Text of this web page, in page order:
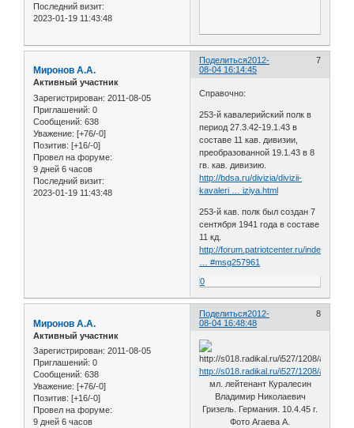
Последний визит:
2023-01-19 11:43:48
Поделиться 7
2012-
08-04 16:14:45
Миронов А.А.
Активный участник
Зарегистрирован: 2011-08-05
Приглашений: 0
Сообщений: 638
Уважение: [+76/-0]
Позитив: [+16/-0]
Провел на форуме:
9 дней 6 часов
Последний визит:
2023-01-19 11:43:48
Справочно:
253-й кавалерийский полк в
период 27.3.42-19.1.43 в
составе 11 кав. дивизии,
преобразованной 19.1.43 в 8
гв. кав. дивизию.
http://bdsa.ru/divizia/divizii-
kavaleri … iziya.html
253-й кав. полк был создан 7
сентября 1941 года в составе
11 кд.
http://forum.patriotcenter.ru/index.php
… #msg257961
0
Поделиться 8
2012-
08-04 16:48:48
Миронов А.А.
Активный участник
Зарегистрирован: 2011-08-05
Приглашений: 0
Сообщений: 638
Уважение: [+76/-0]
Позитив: [+16/-0]
Провел на форуме:
9 дней 6 часов
http://s018.radikal.ru/i527/1208/a8/
мл. лейтенант Куралесин
Владимир Николаевич
Гризель. Германия. 10.4.45 г.
Фото Агаева А.